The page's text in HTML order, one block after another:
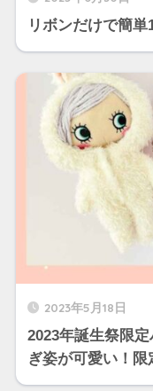
リボンだけで簡
2023年5月18日
2023年誕生祭限
ぎ姿が可愛い！